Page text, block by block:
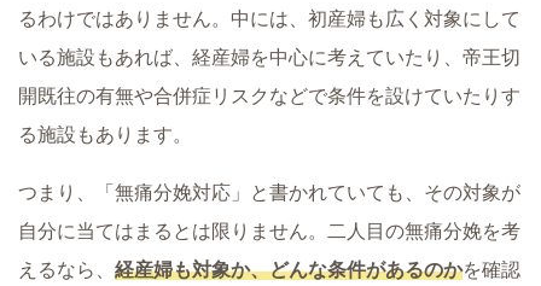
るわけではありません。中には、初産婦も広く対象にして
いる施設もあれば、経産婦を中心に考えていたり、帝王切
開既往の有無や合併症リスクなどで条件を設けていたりす
る施設もあります。
つまり、「無痛分娩対応」と書かれていても、その対象が
自分に当てはまるとは限りません。二人目の無痛分娩を考
えるなら、 経産婦も対象か、どんな条件があるのかを確認